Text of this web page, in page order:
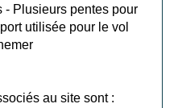
- Plusieurs pentes pour
utilisée pour le vol
au site sont :